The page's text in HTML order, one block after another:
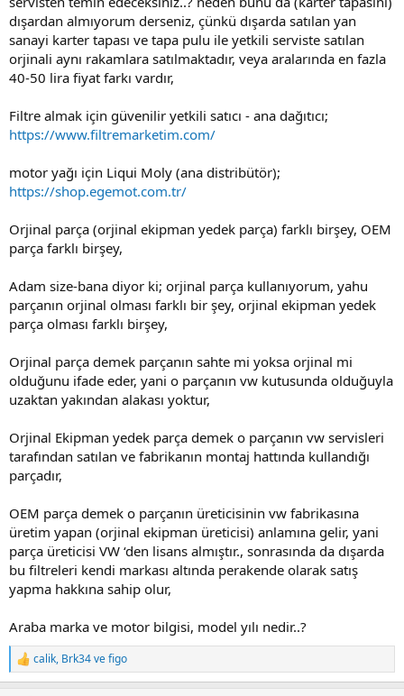
dışardan almıyorum derseniz, çünkü dışarda satılan yan
sanayi karter tapası ve tapa pulu ile yetkili serviste satılan
orjinali aynı rakamlara satılmaktadır, veya aralarında en fazla
40-50 lira fiyat farkı vardır,
Filtre almak için güvenilir yetkili satıcı - ana dağıtıcı;
https://www.filtremarketim.com/
motor yağı için Liqui Moly (ana distribütör);
https://shop.egemot.com.tr/
Orjinal parça (orjinal ekipman yedek parça) farklı birşey, OEM
parça farklı birşey,
Adam size-bana diyor ki; orjinal parça kullanıyorum, yahu
parçanın orjinal olması farklı bir şey, orjinal ekipman yedek
parça olması farklı birşey,
Orjinal parça demek parçanın sahte mi yoksa orjinal mi
olduğunu ifade eder, yani o parçanın vw kutusunda olduğuyla
uzaktan yakından alakası yoktur,
Orjinal Ekipman yedek parça demek o parçanın vw servisleri
tarafından satılan ve fabrikanın montaj hattında kullandığı
parçadır,
OEM parça demek o parçanın üreticisinin vw fabrikasına
üretim yapan (orjinal ekipman üreticisi) anlamına gelir, yani
parça üreticisi VW ‘den lisans almıştır., sonrasında da dışarda
bu filtreleri kendi markası altında perakende olarak satış
yapma hakkına sahip olur,
Araba marka ve motor bilgisi, model yılı nedir..?
T
e
calik, Brk34vefigo